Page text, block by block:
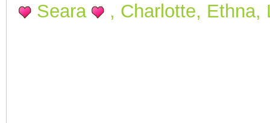
Seara
, Charlotte, Ethna,